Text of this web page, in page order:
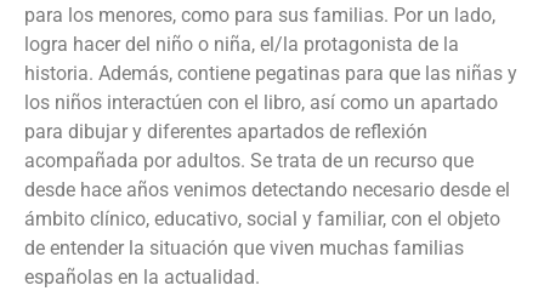
para los menores, como para sus familias. Por un lado,
logra hacer del niño o niña, el/la protagonista de la
historia. Además, contiene pegatinas para que las niñas y
los niños interactúen con el libro, así como un apartado
para dibujar y diferentes apartados de reflexión
acompañada por adultos. Se trata de un recurso que
desde hace años venimos detectando necesario desde el
ámbito clínico, educativo, social y familiar, con el objeto
de entender la situación que viven muchas familias
españolas en la actualidad.